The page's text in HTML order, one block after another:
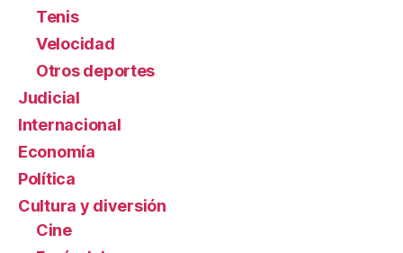
Tenis
Velocidad
Otros deportes
Judicial
Internacional
Economía
Política
Cultura y diversión
Cine